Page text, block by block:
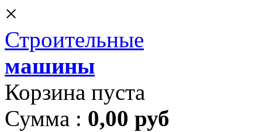
×
Строительные
машины
Корзина пуста
Сумма : 0,00 руб